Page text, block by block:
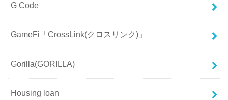
G Code
GameFi「CrossLink(クロスリンク)」
Gorilla(GORILLA)
Housing loan